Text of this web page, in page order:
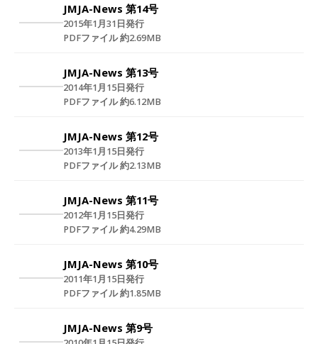
JMJA-News 第14号
2015年1月31日発行
PDFファイル 約2.69MB
JMJA-News 第13号
2014年1月15日発行
PDFファイル 約6.12MB
JMJA-News 第12号
2013年1月15日発行
PDFファイル 約2.13MB
JMJA-News 第11号
2012年1月15日発行
PDFファイル 約4.29MB
JMJA-News 第10号
2011年1月15日発行
PDFファイル 約1.85MB
JMJA-News 第9号